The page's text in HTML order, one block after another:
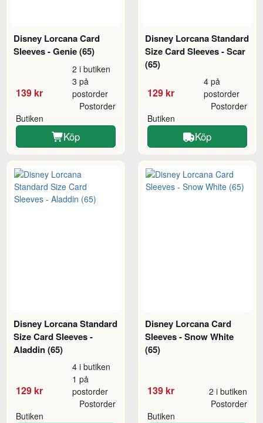
Disney Lorcana Card
Sleeves - Genie (65)
139 kr
2 i butiken
3 på
postorder
Butiken
Postorder
Köp
Disney Lorcana Standard
Size Card Sleeves - Scar
(65)
129 kr
4 på
postorder
Butiken
Postorder
Köp
Disney Lorcana Standard
Size Card Sleeves -
Aladdin (65)
129 kr
4 i butiken
1 på
postorder
Butiken
Postorder
Disney Lorcana Card
Sleeves - Snow White
(65)
139 kr 2 i butiken
Butiken
Postorder